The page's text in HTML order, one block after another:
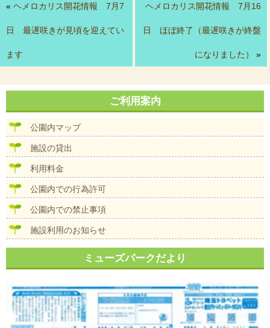
« ヘメロカリス開花情報 7月7
日 最遅咲きが見頃を迎えてい
ます
ヘメロカリス開花情報 7月16
日 ほぼ終了（最遅咲きが終盤
になりました） »
ご利用案内
公園内マップ
施設の貸出
利用料金
公園内での行為許可
公園内での禁止事項
施設利用のお知らせ
ミューズパークだより